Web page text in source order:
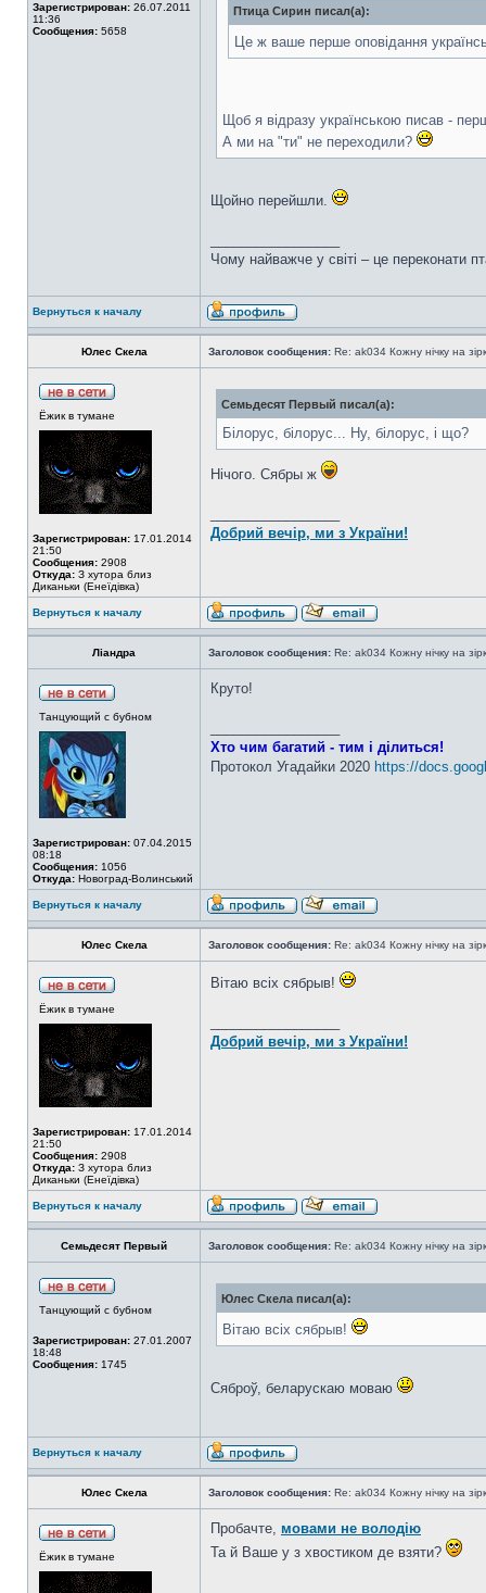
Зарегистрирован: 26.07.2011
11:36
Сообщения: 5658
Птица Сирин писал(а):
Це ж ваше перше оповідання
Щоб я відразу українською писав -
А ми на "ти" не переходили?
Щойно перейшли.
Чому найважче у світі – це переконати
Вернуться к началу
Юлес Скела Заголовок сообщения: Re: ak034 Кожну нічку на
Ёжик в тумане
Зарегистрирован: 17.01.2014
21:50
Сообщения: 2908
Откуда: З хутора близ
Диканьки (Енеїдівка)
Семьдесят Первый писал(а):
Білорус, білорус... Ну, білорус, і що?
Нічого. Сябры ж
Добрий вечір, ми з України!
Вернуться к началу
Ліандра Заголовок сообщения: Re: ak034 Кожну нічку на
Танцующий с бубном
Зарегистрирован: 07.04.2015
08:18
Сообщения: 1056
Откуда: Новоград-Волинський
Круто!
Хто чим багатий - тим і ділиться!
Протокол Угадайки 2020 https://
Вернуться к началу
Юлес Скела Заголовок сообщения: Re: ak034 Кожну нічку на
Ёжик в тумане
Зарегистрирован: 17.01.2014
21:50
Сообщения: 2908
Откуда: З хутора близ
Диканьки (Енеїдівка)
Вітаю всіх сябрыв!
Добрий вечір, ми з України!
Вернуться к началу
Семьдесят Первый Заголовок сообщения: Re: ak034 Кожну нічку на
Танцующий с бубном
Зарегистрирован: 27.01.2007
18:48
Сообщения: 1745
Юлес Скела писал(а):
Вітаю всіх сябрыв!
Сяброў, беларускаю моваю
Вернуться к началу
Юлес Скела Заголовок сообщения: Re: ak034 Кожну нічку на
Ёжик в тумане
Пробачте, мовами не володію
Та й Ваше у з хвостиком де взяти?